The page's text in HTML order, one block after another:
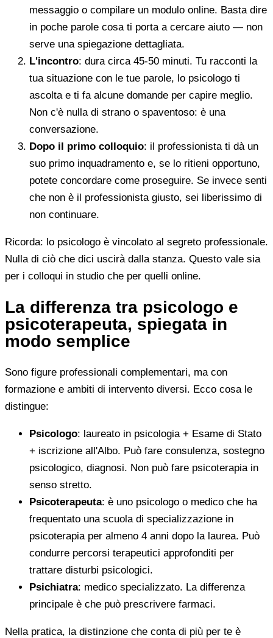
messaggio o compilare un modulo online. Basta dire
in poche parole cosa ti porta a cercare aiuto — non
serve una spiegazione dettagliata.
L'incontro: dura circa 45-50 minuti. Tu racconti la
tua situazione con le tue parole, lo psicologo ti
ascolta e ti fa alcune domande per capire meglio.
Non c'è nulla di strano o spaventoso: è una
conversazione.
Dopo il primo colloquio: il professionista ti dà un
suo primo inquadramento e, se lo ritieni opportuno,
potete concordare come proseguire. Se invece senti
che non è il professionista giusto, sei liberissimo di
non continuare.
Ricorda: lo psicologo è vincolato al segreto professionale.
Nulla di ciò che dici uscirà dalla stanza. Questo vale sia
per i colloqui in studio che per quelli online.
La differenza tra psicologo e
psicoterapeuta, spiegata in
modo semplice
Sono figure professionali complementari, ma con
formazione e ambiti di intervento diversi. Ecco cosa le
distingue:
Psicologo: laureato in psicologia + Esame di Stato
+ iscrizione all'Albo. Può fare consulenza, sostegno
psicologico, diagnosi. Non può fare psicoterapia in
senso stretto.
Psicoterapeuta: è uno psicologo o medico che ha
frequentato una scuola di specializzazione in
psicoterapia per almeno 4 anni dopo la laurea. Può
condurre percorsi terapeutici approfonditi per
trattare disturbi psicologici.
Psichiatra: medico specializzato. La differenza
principale è che può prescrivere farmaci.
Nella pratica, la distinzione che conta di più per te è